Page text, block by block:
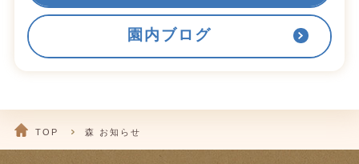
園内ブログ
TOP 森 お知らせ